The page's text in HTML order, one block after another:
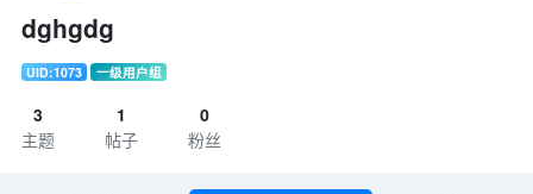
dghgdg
UID:1073 一级用户组
3
主题
1
帖子
0
粉丝